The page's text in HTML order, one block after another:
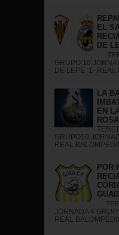
EL
DE
GRUPO 10
DE LEPE 1- REAL
LA
EN
GRUPO10
REAL
POR
JORNADA 4
REAL